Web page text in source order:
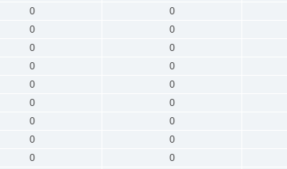
0 0
0 0
0 0
0 0
0 0
0 0
0 0
0 0
0 0